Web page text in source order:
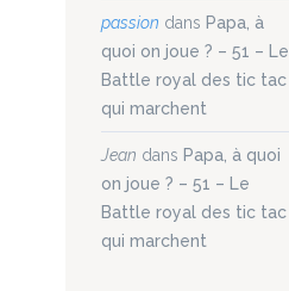
passion dans Papa, à
quoi on joue ? – 51 – Le
Battle royal des tic tac
qui marchent
Jean dans Papa, à quoi
on joue ? – 51 – Le
Battle royal des tic tac
qui marchent